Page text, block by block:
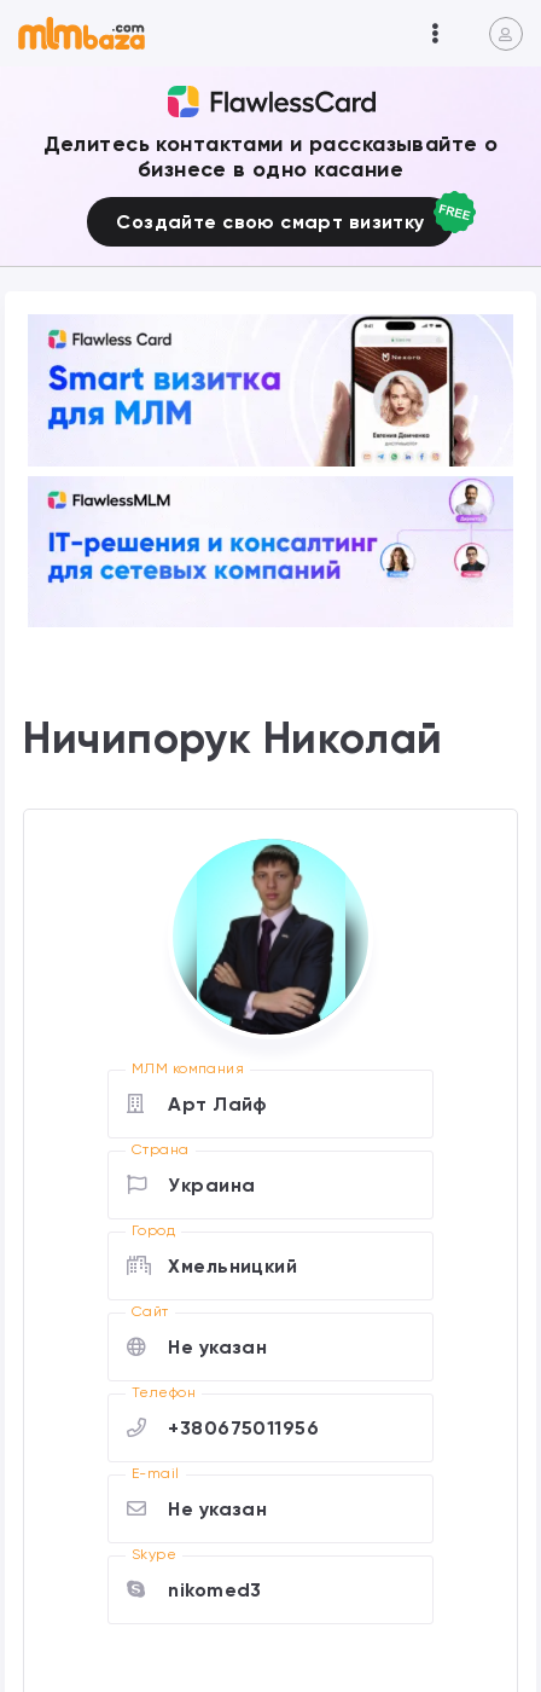
Делитесь контактами и рассказывайте о
бизнесе в одно касание
Создайте свою смарт визитку
Ничипорук Николай
МЛМ компания
Арт Лайф
Страна
Украина
Город
Хмельницкий
Cайт
Не указан
Телефон
+380675011956
E-mail
Не указан
Skype
nikomed3